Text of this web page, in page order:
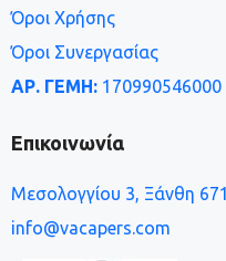
Όροι Χρήσης
Όροι Συνεργασίας
ΑΡ. ΓΕΜΗ: 170990546000
Επικοινωνία
Μεσολογγίου 3, Ξάνθη
info@vacapers.com